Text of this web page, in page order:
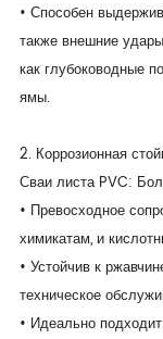
• Способен
также внешние
как глубоководные
ямы.
2. Коррозионная
Сваи листа PVC:
• Превосходное
химикатам, и
• Устойчив к
техническое
• Идеально